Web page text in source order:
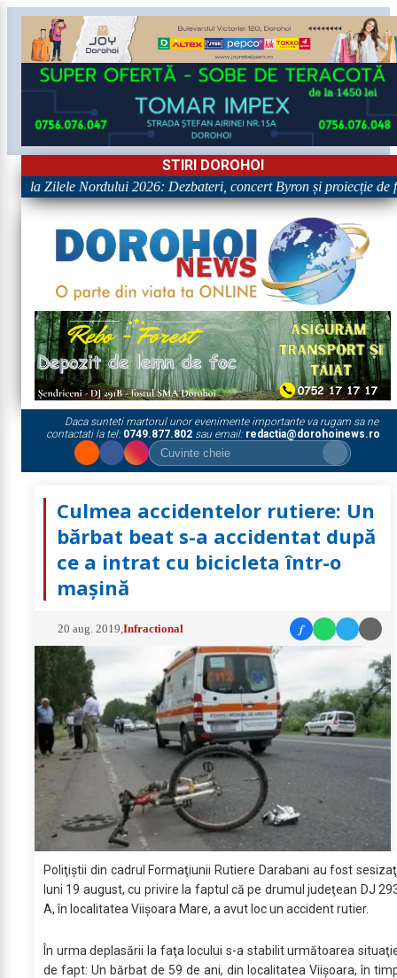
STIRI DOROHOI
la Zilele Nordului 2026: Dezbateri, concert Byron și proiecție de
Daca sunteti martorul unor evenimente importante va rugam sa ne
contactati la tel: 0749.877.802sau email: redactia@dorohoinews.ro
Culmea accidentelor rutiere: Un
bărbat beat s-a accidentat după
ce a intrat cu bicicleta într-o
mașină
20 aug. 2019 ,Infractional f
Poliţiştii din cadrul Formaţiunii Rutiere Darabani au fost
luni 19 august, cu privire la faptul că pe drumul judeţean DJ
A, în localitatea Viişoara Mare, a avut loc un accident rutier.
În urma deplasării la faţa locului s-a stabilit următoarea
de fapt: Un bărbat de 59 de ani, din localitatea Viişoara, în